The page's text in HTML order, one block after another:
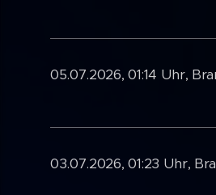
05.07.2026, 01:14 Uhr,
03.07.2026, 01:23 Uhr,